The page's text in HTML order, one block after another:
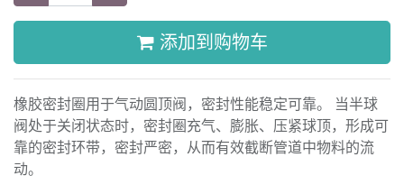
添加到购物车
橡胶密封圈用于气动圆顶阀，密封性能稳定可靠。 当半球
阀处于关闭状态时，密封圈充气、膨胀、压紧球顶，形成可
靠的密封环带，密封严密，从而有效截断管道中物料的流
动。